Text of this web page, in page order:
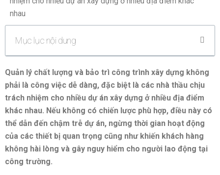
nhau
Mục lục nội dung
Quản lý chất lượng và bảo trì công trình xây dựng không
phải là công việc dễ dàng, đặc biệt là các nhà thầu chịu
trách nhiệm cho nhiều dự án xây dựng ở nhiều địa điểm
khác nhau. Nếu không có chiến lược phù hợp, điều này có
thể dẫn đến chậm trễ dự án, ngừng thời gian hoạt động
của các thiết bị quan trọng cũng như khiến khách hàng
không hài lòng và gây nguy hiểm cho người lao động tại
công trường.